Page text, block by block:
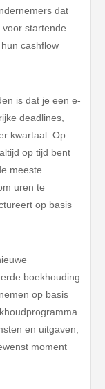
dat
startende
cashflow
is dat je een e-
deadlines,
kwartaal. Op
op tijd bent
meeste
uren te
op basis
boekhouding
op basis
en uitgaven,
moment